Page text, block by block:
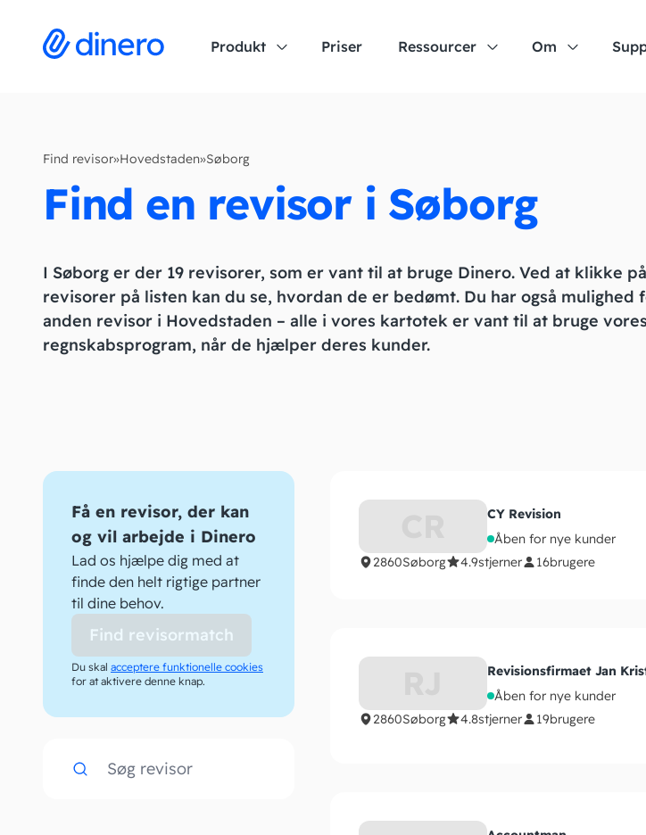
Produkt Priser Ressourcer Om
Find revisor»Hovedstaden»Søborg
Find en revisor i Søborg
I Søborg er der 19 revisorer, som er vant til at bruge Dinero. Ved at klikke
revisorer på listen kan du se, hvordan de er bedømt. Du har også mulighed
anden revisor i Hovedstaden – alle i vores kartotek er vant til at bruge vores
regnskabsprogram, når de hjælper deres kunder.
Få en revisor, der kan
og vil arbejde i Dinero
Lad os hjælpe dig med at
finde den helt rigtige partner
til dine behov.
Find revisormatch
Du skal acceptere funktionelle cookies
for at aktivere denne knap.
CY Revision
Åben for nye kunder
2860Søborg 4.9stjerner 16brugere
Revisionsfirmaet Jan
Åben for nye kunder
2860Søborg 4.8stjerner 19brugere